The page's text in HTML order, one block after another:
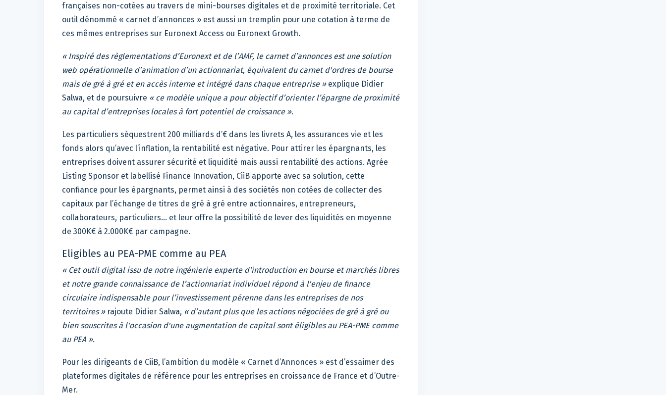
françaises non-cotées au travers de mini-bourses digitales et de proximité territoriale. Cet
outil dénommé « carnet d’annonces » est aussi un tremplin pour une cotation à terme de
ces mêmes entreprises sur Euronext Access ou Euronext Growth.
« Inspiré des règlementations d’Euronext et de l’AMF, le carnet d’annonces est une solution
web opérationnelle d’animation d’un actionnariat, équivalent du carnet d'ordres de bourse
mais de gré à gré et en accès interne et intégré dans chaque entreprise » explique Didier
Salwa, et de poursuivre « ce modèle unique a pour objectif d’orienter l’épargne de proximité
au capital d’entreprises locales à fort potentiel de croissance ».
Les particuliers séquestrent 200 milliards d’€ dans les livrets A, les assurances vie et les
fonds alors qu’avec l’inflation, la rentabilité est négative. Pour attirer les épargnants, les
entreprises doivent assurer sécurité et liquidité mais aussi rentabilité des actions. Agrée
Listing Sponsor et labellisé Finance Innovation, CiiB apporte avec sa solution, cette
confiance pour les épargnants, permet ainsi à des sociétés non cotées de collecter des
capitaux par l’échange de titres de gré à gré entre actionnaires, entrepreneurs,
collaborateurs, particuliers... et leur offre la possibilité de lever des liquidités en moyenne
de 300K€ à 2.000K€ par campagne.
Eligibles au PEA-PME comme au PEA
« Cet outil digital issu de notre ingénierie experte d'introduction en bourse et marchés libres
et notre grande connaissance de l’actionnariat individuel répond à l'enjeu de finance
circulaire indispensable pour l’investissement pérenne dans les entreprises de nos
territoires »rajoute Didier Salwa, « d’autant plus que les actions négociées de gré à gré ou
bien souscrites à l'occasion d'une augmentation de capital sont éligibles au PEA-PME comme
au PEA ».
Pour les dirigeants de CiiB, l’ambition du modèle « Carnet d’Annonces » est d’essaimer des
plateformes digitales de référence pour les entreprises en croissance de France et d’Outre-
Mer.